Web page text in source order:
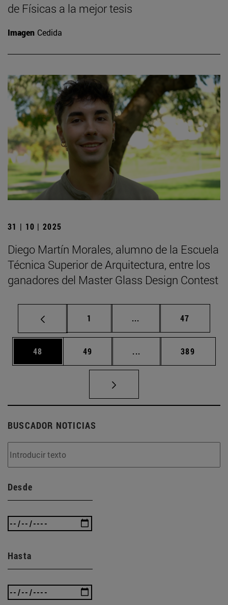
de Físicas a la mejor tesis
Imagen Cedida
31 | 10 | 2025
Diego Martín Morales, alumno de la Escuela
Técnica Superior de Arquitectura, entre los
ganadores del Master Glass Design Contest
Página
1 ... Páginas intermedias
Página
47
Página
48 Página
49 ... Páginas intermedias
Página
389
BUSCADOR NOTICIAS
Desde
Hasta